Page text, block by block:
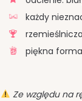
każdy
piękna
Ze względu na